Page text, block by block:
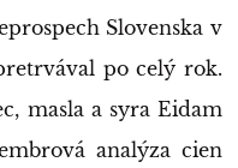
Slovenska v
po celý rok.
masla a syra Eidam
analýza cien